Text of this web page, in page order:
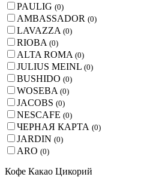
PAULIG (0)
AMBASSADOR (0)
LAVAZZA (0)
RIOBA (0)
ALTA ROMA (0)
JULIUS MEINL (0)
BUSHIDO (0)
WOSEBA (0)
JACOBS (0)
NESCAFE (0)
ЧЕРНАЯ КАРТА (0)
JARDIN (0)
ARO (0)
Кофе Какао Цикорий